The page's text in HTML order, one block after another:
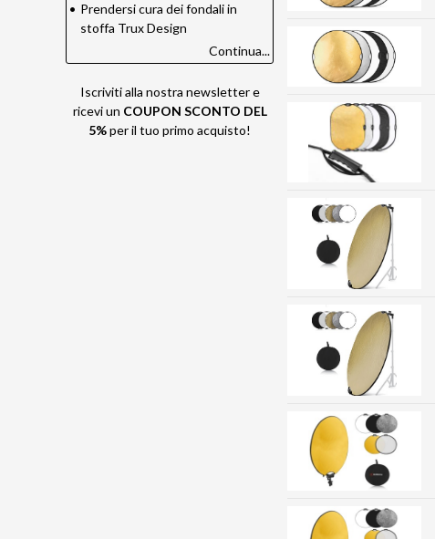
• Prendersi cura dei fondali in
stoffa Trux Design
Continua...
Iscriviti alla nostra newsletter e
ricevi un COUPON SCONTO DEL
5%per il tuo primo acquisto!